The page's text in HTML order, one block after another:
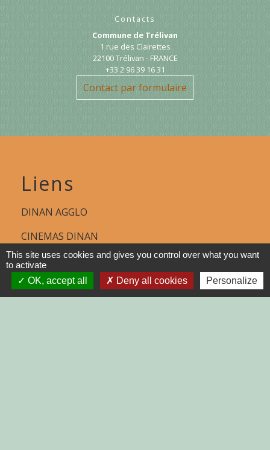
Contacts
Commune de Trélivan
1 rue des Clairettes
22100 Trélivan - FRANCE
+33 2 96 39 16 31
Contact par formulaire
Liens
DINAN AGGLO
CINEMAS DINAN
COTES D'ARMOR
REGION BRETAGNE
This site uses cookies and gives you control over what you want
to activate
OK, accept all
Deny all cookies Personalize